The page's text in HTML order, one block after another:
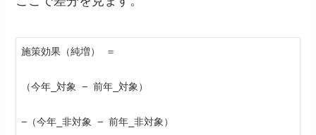
施策効果（純増） ＝
（今年_対象 − 前年_対象）
−（今年_非対象 − 前年_非対象）